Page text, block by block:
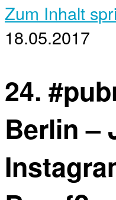
Zum Inhalt
18.05.2017
24.
Berlin –